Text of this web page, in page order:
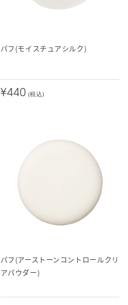
パフ(モイスチュアシルク)
¥440 (税込)
パフ(アーストーンコントロールクリ
アパウダー)